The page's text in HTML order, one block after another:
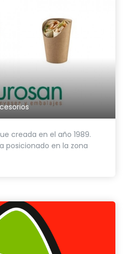
creada en el año 1989.
posicionado en la zona